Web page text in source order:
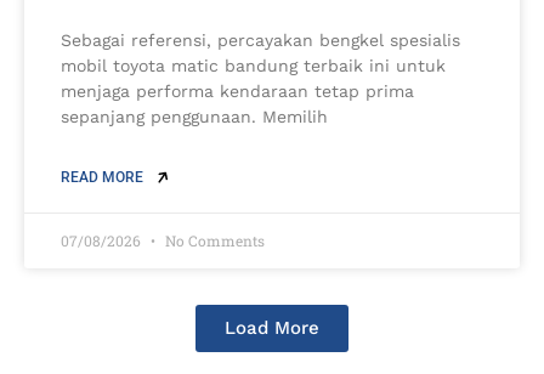
Sebagai referensi, percayakan bengkel spesialis
mobil toyota matic bandung terbaik ini untuk
menjaga performa kendaraan tetap prima
sepanjang penggunaan. Memilih
READ MORE
07/08/2026 No Comments
Load More